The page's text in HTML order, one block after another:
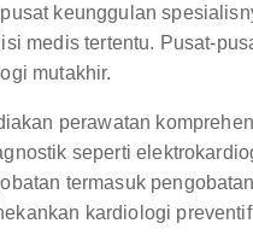
keunggulan
medis tertentu. Pusat-
mutakhir.
perawatan
seperti
termasuk
kardiologi